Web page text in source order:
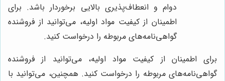
دوام و انعطاف‌پذیری بالایی برخوردار باشد. برای
اطمینان از کیفیت مواد اولیه، می‌توانید از فروشنده
گواهی‌نامه‌های مربوطه را درخواست کنید.
برای اطمینان از کیفیت مواد اولیه، می‌توانید از فروشنده
گواهی‌نامه‌های مربوطه را درخواست کنید. همچنین، می‌توانید با